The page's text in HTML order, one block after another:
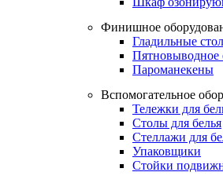
Финишное
Гладильные
Пятновыводное
Пароманекены
Вспомогательное
Тележки для
Столы для белья
Стеллажи для
Упаковщики
Стойки